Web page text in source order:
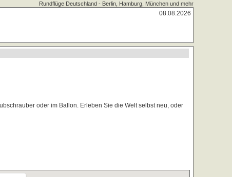
Rundflüge Deutschland - Berlin, Hamburg, München und mehr
08.08.2026
oder im Ballon. Erleben Sie die Welt selbst neu, oder